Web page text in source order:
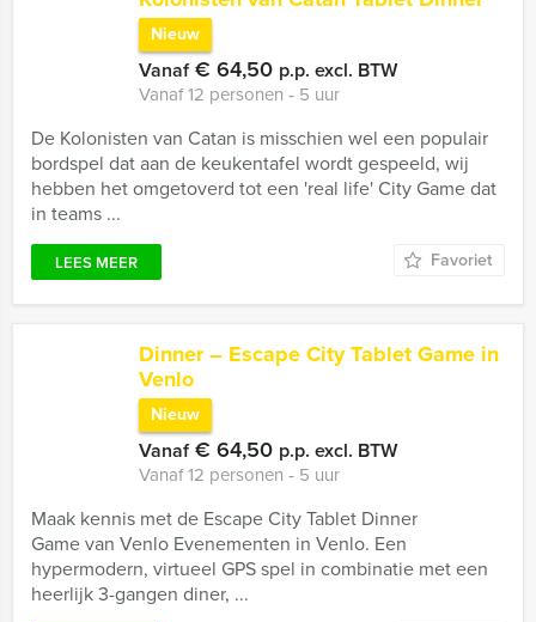
Nieuw
Vanaf€ 64,50 p.p. excl. BTW
Vanaf 12 personen ‐ 5 uur
De Kolonisten van Catan is misschien wel een populair
bordspel dat aan de keukentafel wordt gespeeld, wij
hebben het omgetoverd tot een 'real life' City Game dat
in teams ...
LEES MEER Favoriet
Dinner – Escape City Tablet Game in
Venlo
Nieuw
Vanaf€ 64,50 p.p. excl. BTW
Vanaf 12 personen ‐ 5 uur
Maak kennis met de Escape City Tablet Dinner
Game van Venlo Evenementen in Venlo. Een
hypermodern, virtueel GPS spel in combinatie met een
heerlijk 3-gangen diner, ...